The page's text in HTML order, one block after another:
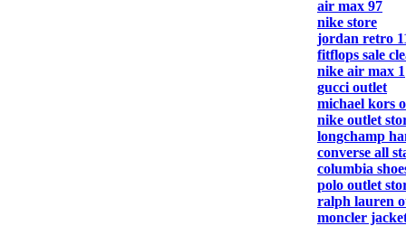
air max 97
nike store
jordan retro
fitflops sale
nike air max 1
gucci outlet
michael kors
nike outlet
longchamp
converse all
columbia
polo outlet
ralph lauren
moncler